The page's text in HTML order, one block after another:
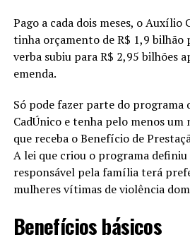
Pago a cada dois meses, o Auxílio
tinha orçamento de R$ 1,9 bilhão
verba subiu para R$ 2,95 bilhões
emenda.
Só pode fazer parte do programa
CadÚnico e tenha pelo menos
que receba o Benefício de
A lei que criou o programa definiu
responsável pela família terá
mulheres vítimas de violência
Benefícios básicos